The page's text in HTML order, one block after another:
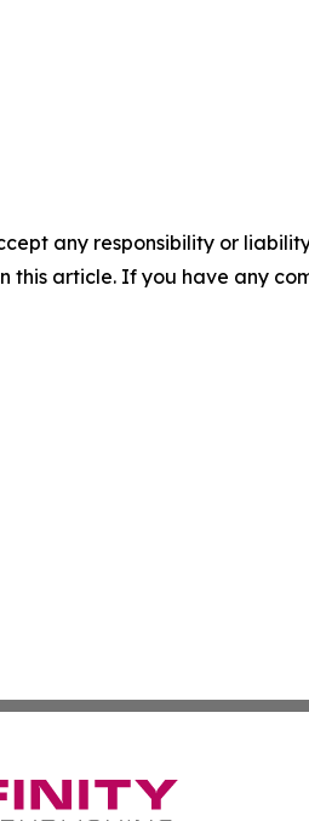
any responsibility or
article. If you have any